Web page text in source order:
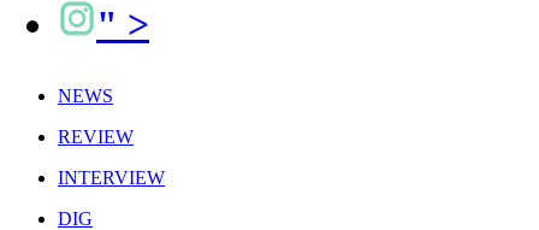
" >
NEWS
REVIEW
INTERVIEW
DIG